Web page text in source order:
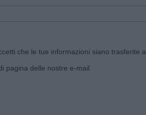
che le tue informazioni siano trasferite a
pagina delle nostre e-mail.